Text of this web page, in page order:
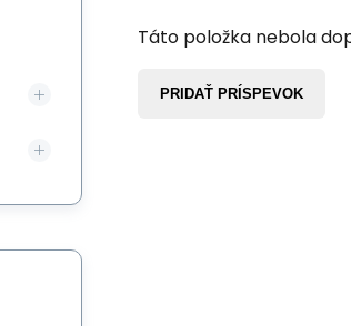
Táto položka nebola
PRIDAŤ PRÍSPEVOK